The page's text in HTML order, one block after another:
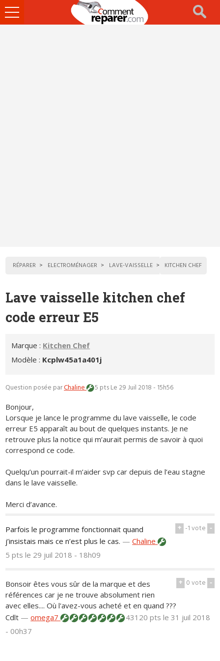
Ouvrir
le
RÉPARER ELECTROMÉNAGER LAVE-VAISSELLE KITCHEN CHEF
Lave vaisselle kitchen chef
code erreur E5
Marque : Kitchen Chef
Modèle : Kcplw45a1a401j
Question posée parChaline 5 ptsLe 29 Juil 2018 - 15h56
Bonjour,
Lorsque je lance le programme du lave vaisselle, le code
erreur E5 apparaît au bout de quelques instants. Je ne
retrouve plus la notice qui m’aurait permis de savoir à quoi
correspond ce code.
Quelqu’un pourrait-il m’aider svp car depuis de l’eau stagne
dans le lave vaisselle.
Merci d’avance.
+ -1vote -
Parfois le programme fonctionnait quand
j’insistais mais ce n’est plus le cas. —Chaline
5 ptsle 29 juil 2018 - 18h09
+ 0vote -
Bonsoir êtes vous sûr de la marque et des
références car je ne trouve absolument rien
avec elles.... Où l'avez-vous acheté et en quand ???
Cdlt —omega7 43120 ptsle 31 juil 2018
- 00h37